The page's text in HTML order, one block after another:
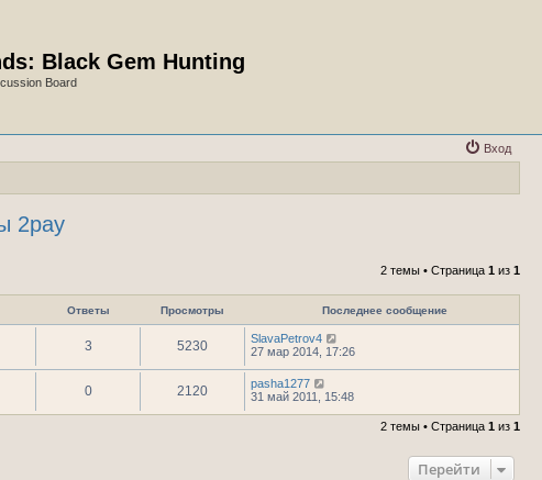
Black Gem Hunting
Board
Вход
2pay
2 темы • Страница 1 из 1
Ответы Просмотры Последнее сообщение
3 5230
SlavaPetrov4
27 мар 2014, 17:26
0 2120
pasha1277
31 май 2011, 15:48
2 темы • Страница 1 из 1
Перейти